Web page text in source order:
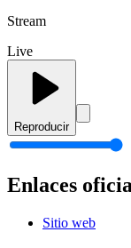
Stream
Live
Reproducir
Enlaces
Sitio web